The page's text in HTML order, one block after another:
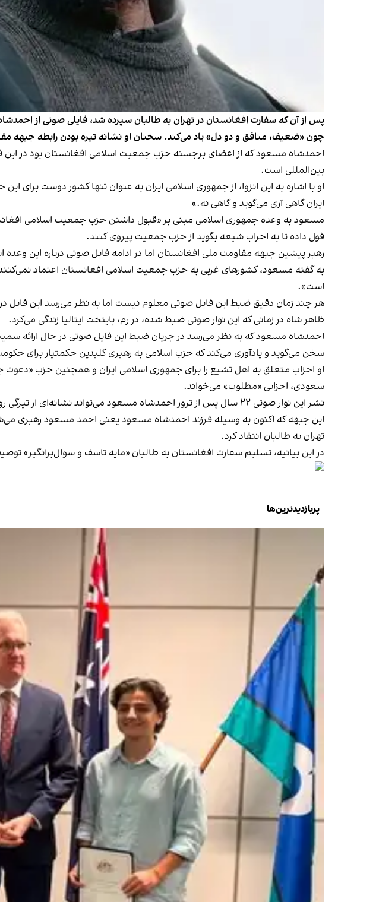
پس از آن که سفارت افغانستان در تهران به طالبان سپرده شد، فایلی صوتی از
چون «ضعیف، منافق و دو دل» یاد می‌کند. سخنان او نشانه تیره بودن رابطه جبهه
احمدشاه مسعود که از اعضای برجسته حزب جمعیت اسلامی افغانستان بود در
بین‌المللی است.
او با اشاره به این انزوا، از جمهوری اسلامی ایران به‌ عنوان تنها کشور دوست
ایران گاهی آری می‌گوید و گاهی نه.»
مسعود به وعده جمهوری اسلامی مبنی بر «قبول داشتن حزب جمعیت اسلامی
قول داده تا به احزاب شیعه بگوید از حزب جمعیت پیروی کنند.
رهبر پیشین جبهه مقاومت ملی افغانستان اما در ادامه فایل صوتی درباره این
به گفته مسعود، کشورهای غربی به حزب جمعیت اسلامی افغانستان اعتماد نمی‌کنند
است».
هر چند زمان دقیق ضبط این فایل صوتی معلوم نیست اما به نظر می‌رسد این فایل در جریان
ظاهر شاه در زمانی که این نوار صوتی ضبط شده، در رم، پایتخت ایتالیا زندگی می‌کرد.
احمدشاه مسعود که به نظر می‌رسد در جریان ضبط این فایل صوتی در حال ارائه
سخن می‌گوید و یادآوری می‌کند که حزب اسلامی به رهبری گلبدین حکمتیار برای
او احزاب متعلق به اهل تشیع را برای جمهوری اسلامی ایران و همچنین حزب «دعوت
سعودی، احزابی «مطلوب» می‌خواند.
نشر این نوار صوتی ۲۲ سال پس از ترور احمدشاه مسعود می‌تواند نشانه‌ای از تیرگی روابط جبهه مقاومت ملی افغانستان با جمهوری اسلامی باشد.
این جبهه که اکنون به وسیله فرزند احمدشاه مسعود یعنی احمد مسعود رهبری
تهران به طالبان انتقاد کرد.
در این بیانیه، تسلیم سفارت افغانستان به طالبان «مایه تاسف و سوال‌برانگیز»
پربازدیدترین‌ها